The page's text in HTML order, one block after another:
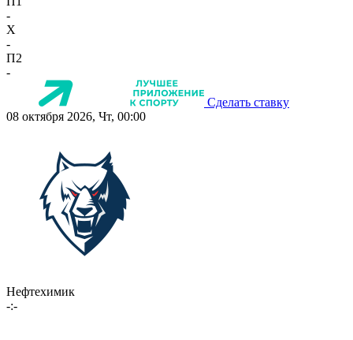
-
X
-
П2
-
Сделать ставку
08 октября 2026, Чт, 00:00
Нефтехимик
-:-